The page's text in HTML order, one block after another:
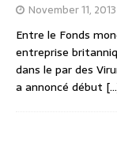
November 11, 2013
Entre le Fonds
entreprise
dans le par des
a annoncé début